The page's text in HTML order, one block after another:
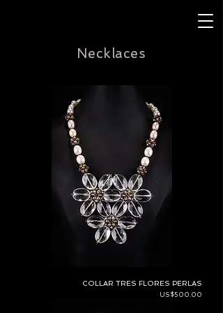
Necklaces
COLLAR TRES FLORES PERLAS
Price
US$500.00